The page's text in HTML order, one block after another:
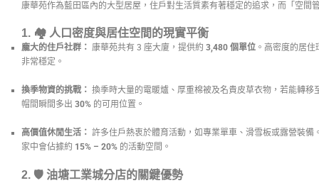
康華苑作為藍田區內的大型居屋，住戶對生活質素有著穩定的追求，而「空間
1. 🏘️ 人口密度與居住空間的現實平衡
龐大的住戶社群： 康華苑共有 3 座大廈，提供約 3,480 個單位 。高密度的居
非常穩定。
換季物資的挑戰： 換季時大量的電暖爐、厚重棉被及名貴皮草衣物，若能轉移
帽間瞬間多出 30% 的可用位置。
高價值休閒生活： 許多住戶熱衷於體育活動，如專業單車、滑雪板或露營裝備
家中會佔據約 15% – 20% 的活動空間。
2. 🛡️ 油塘工業城分店的關鍵優勢